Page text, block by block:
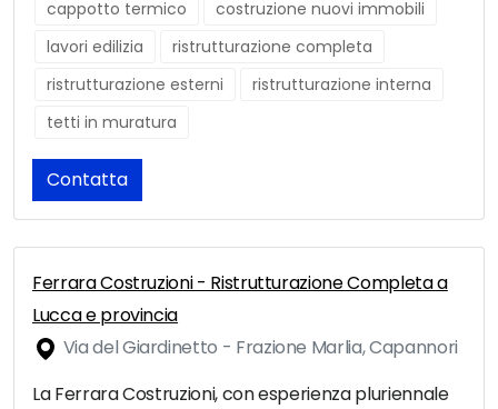
cappotto termico
costruzione nuovi immobili
lavori edilizia
ristrutturazione completa
ristrutturazione esterni
ristrutturazione interna
tetti in muratura
Contatta
Ferrara Costruzioni - Ristrutturazione Completa a
Lucca e provincia
Via del Giardinetto - Frazione Marlia, Capannori
La Ferrara Costruzioni, con esperienza pluriennale